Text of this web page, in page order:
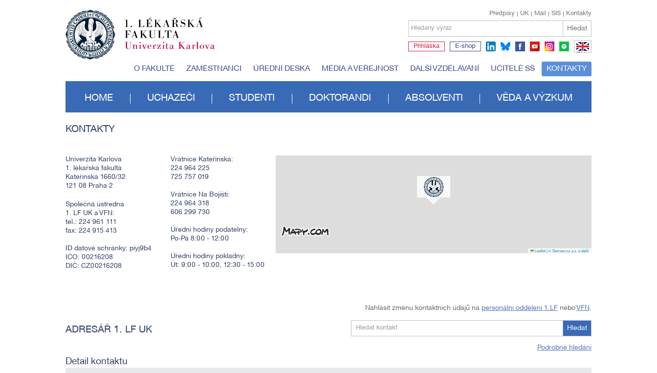
Kontakty
SIS
Mail
UK
Předpisy
Hledaný výraz Hledat
Přihláška E-shop
EN
O FAKULTĚ ZAMĚSTNANCI ÚŘEDNÍ DESKA MÉDIA A VEŘEJNOST DALŠÍ VZDĚLÁVÁNÍ UČITELÉ SŠ KONTAKTY
HOME UCHAZEČI STUDENTI DOKTORANDI ABSOLVENTI VĚDA A VÝZKUM
KONTAKTY
Leaflet|© Seznam.cz a.s. a další
Univerzita Karlova
1. lékařská fakulta
Kateřinská 1660/32
121 08 Praha 2
Společná ústředna
1. LF UK a VFN:
tel.: 224 961 111
fax: 224 915 413
ID datové schránky: piyj9b4
IČO: 00216208
DIČ: CZ00216208
Vrátnice Kateřinská:
224 964 225
725 757 019
Vrátnice Na Bojišti:
224 964 318
606 299 730
Úřední hodiny podatelny:
Po-Pá 8:00 - 12:00
Úřední hodiny pokladny:
Út: 9:00 - 10:00, 12:30 - 15:00
Nahlásit změnu kontaktních údajů na personální oddělení 1.LF neboVFN .
Hledat kontakt Hledat
Podrobné hledání
ADRESÁŘ 1. LF UK
Detail kontaktu